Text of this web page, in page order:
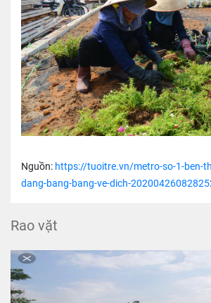
Nguồn: https://tuoitre.vn/metro-so-1-ben-
dang-bang-bang-ve-dich-
Rao vặt